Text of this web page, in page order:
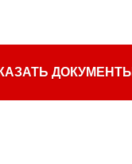
ДОКУМЕНТЫ